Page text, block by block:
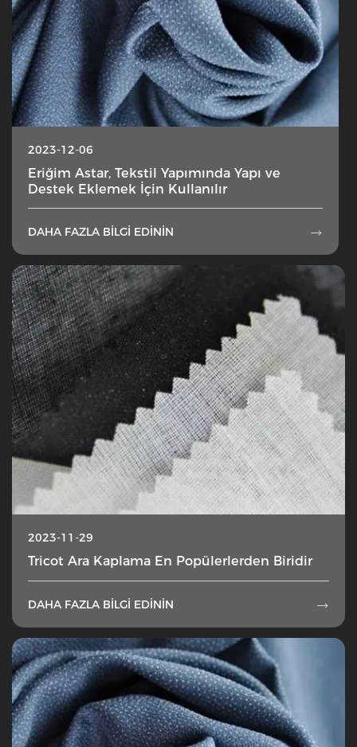
2023-12-06
Eriğim Astar, Tekstil Yapımında Yapı ve
Destek Eklemek İçin Kullanılır
DAHA FAZLA BILGI EDININ 
2023-11-29
Tricot Ara Kaplama En Popülerlerden Biridir
DAHA FAZLA BILGI EDININ 